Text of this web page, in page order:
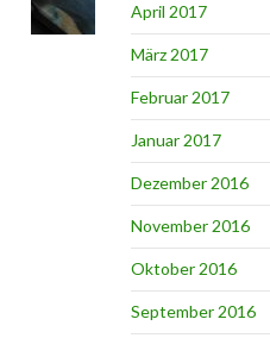
April 2017
März 2017
Februar 2017
Januar 2017
Dezember 2016
November 2016
Oktober 2016
September 2016